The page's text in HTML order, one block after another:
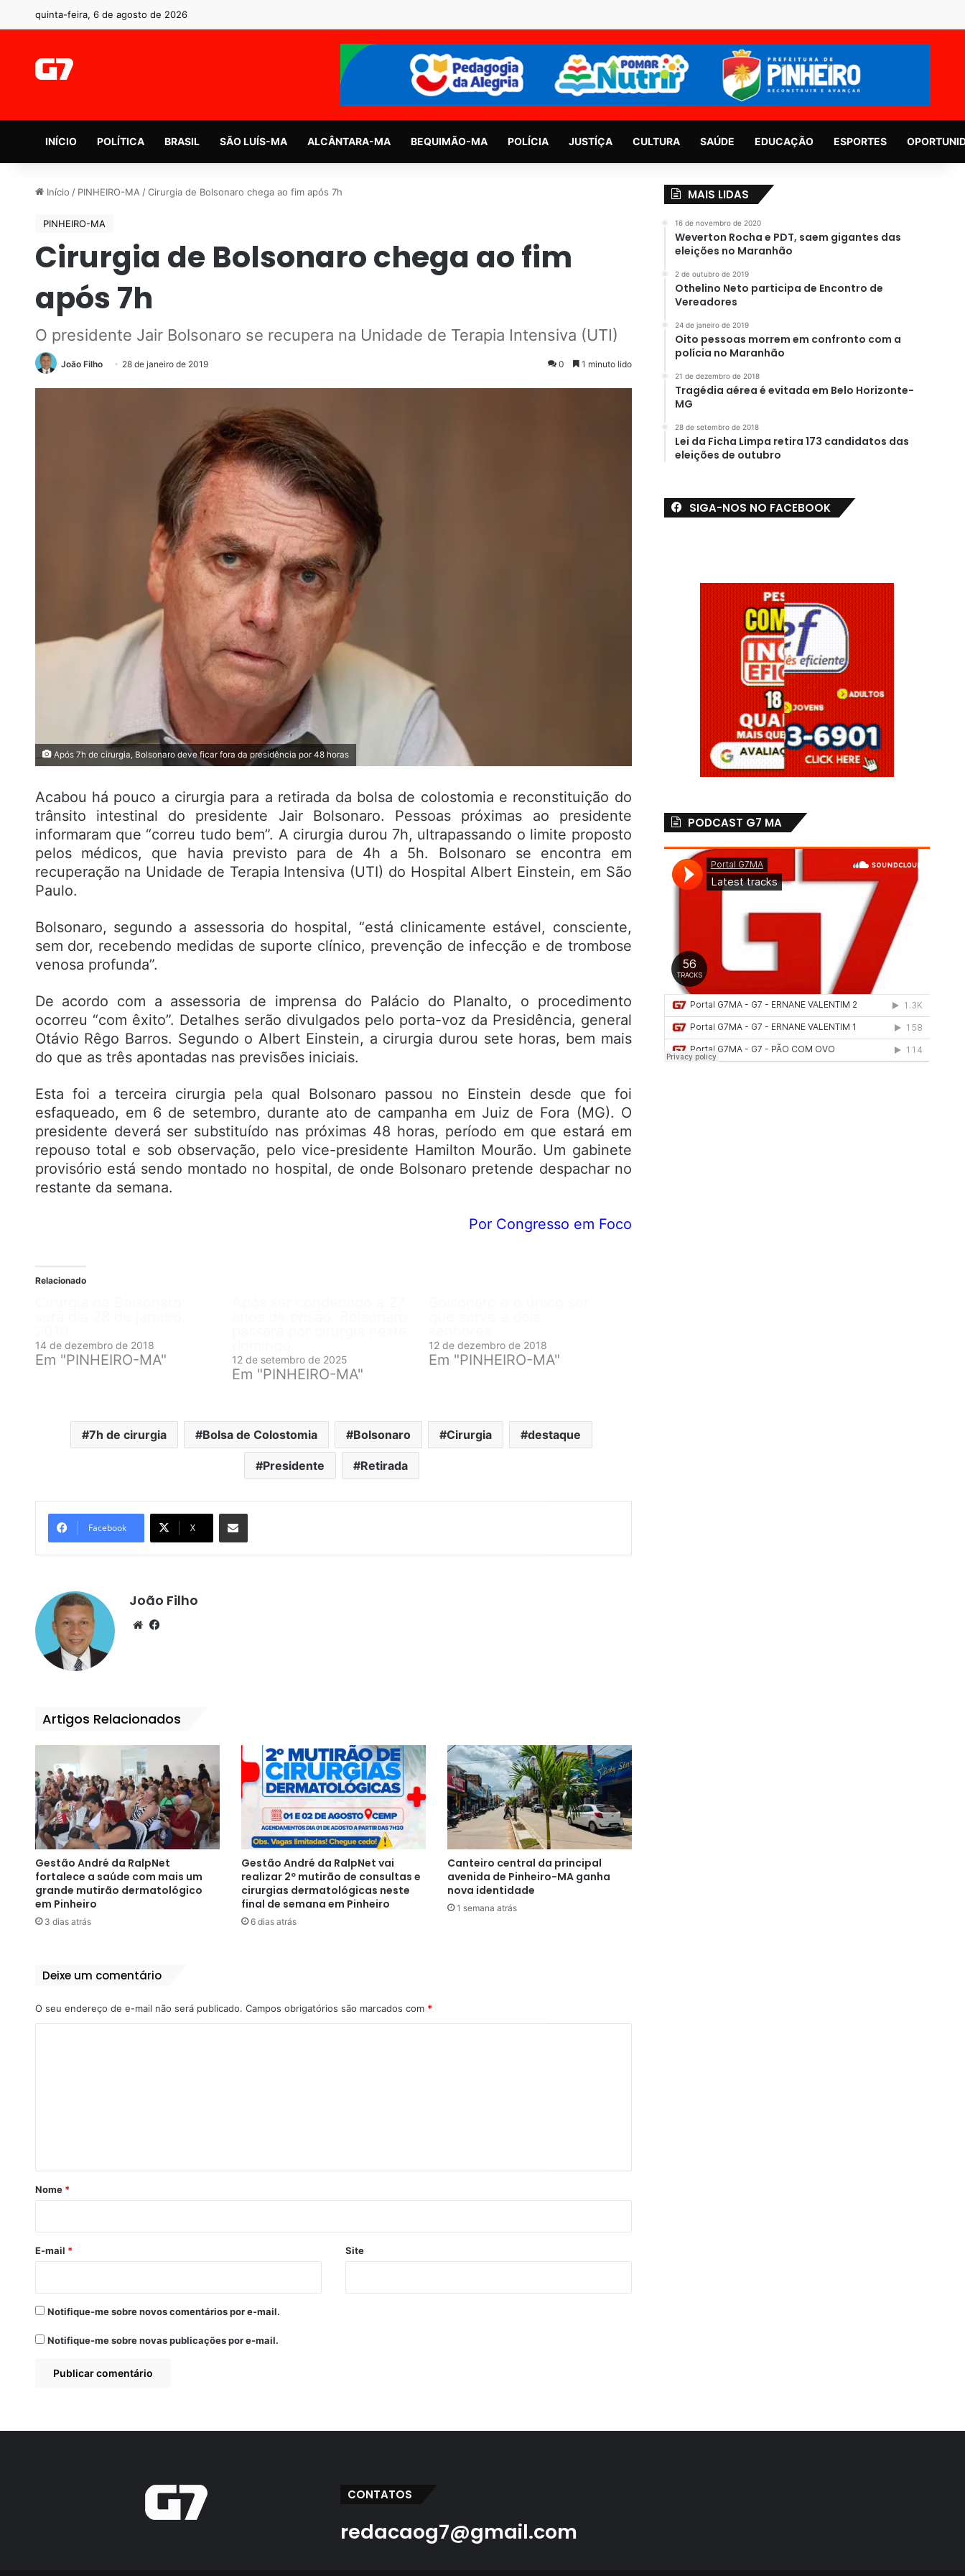
quinta-feira, 6 de agosto de 2026
INÍCIO POLÍTICA BRASIL SÃO LUÍS-MA ALCÂNTARA-MA BEQUIMÃO-MA POLÍCIA JUSTÍÇA CULTURA SAÚDE EDUCAÇÃO ESPORTES
Início / PINHEIRO-MA / Cirurgia de Bolsonaro chega ao fim após 7h
PINHEIRO-MA
Cirurgia de Bolsonaro chega ao fim
após 7h
O presidente Jair Bolsonaro se recupera na Unidade de Terapia Intensiva (UTI)
João Filho 28 de janeiro de 2019 0 1 minuto lido
Após 7h de cirurgia, Bolsonaro deve ficar fora da presidência por 48 horas
Acabou há pouco a cirurgia para a retirada da bolsa de colostomia e reconstituição do
trânsito intestinal do presidente Jair Bolsonaro. Pessoas próximas ao presidente
informaram que “correu tudo bem”. A cirurgia durou 7h, ultrapassando o limite proposto
pelos médicos, que havia previsto para de 4h a 5h. Bolsonaro se encontra em
recuperação na Unidade de Terapia Intensiva (UTI) do Hospital Albert Einstein, em São
Paulo.
Bolsonaro, segundo a assessoria do hospital, “está clinicamente estável, consciente,
sem dor, recebendo medidas de suporte clínico, prevenção de infecção e de trombose
venosa profunda”.
De acordo com a assessoria de imprensa do Palácio do Planalto, o procedimento
ocorreu “com êxito”. Detalhes serão divulgados pelo porta-voz da Presidência, general
Otávio Rêgo Barros. Segundo o Albert Einstein, a cirurgia durou sete horas, bem mais
do que as três apontadas nas previsões iniciais.
Esta foi a terceira cirurgia pela qual Bolsonaro passou no Einstein desde que foi
esfaqueado, em 6 de setembro, durante ato de campanha em Juiz de Fora (MG). O
presidente deverá ser substituído nas próximas 48 horas, período em que estará em
repouso total e sob observação, pelo vice-presidente Hamilton Mourão. Um gabinete
provisório está sendo montado no hospital, de onde Bolsonaro pretende despachar no
restante da semana.
Por Congresso em Foco
Relacionado
14 de dezembro de 2018
Em "PINHEIRO-MA" 12 de setembro de 2025
Em "PINHEIRO-MA"
12 de dezembro de 2018
Em "PINHEIRO-MA"
7h de cirurgia Bolsa de Colostomia Bolsonaro Cirurgia destaque
Presidente Retirada
Facebook X
Compartilhar por e-mail
João Filho
We
Artigos Relacionados
Gestão André da RalpNet
fortalece a saúde com mais um
grande mutirão dermatológico
em Pinheiro
3 dias atrás
Gestão André da RalpNet vai
realizar 2º mutirão de consultas e
cirurgias dermatológicas neste
final de semana em Pinheiro
6 dias atrás
Canteiro central da principal
avenida de Pinheiro-MA ganha
nova identidade
1 semana atrás
Deixe um comentário
O seu endereço de e-mail não será publicado. Campos obrigatórios são marcados com *
r
*
Nome *
E-mail * Site
Notifique-me sobre novos comentários por e-mail.
Notifique-me sobre novas publicações por e-mail.
MAIS LIDAS
16 de novembro de 2020
Weverton Rocha e PDT, saem gigantes das
eleições no Maranhão
2 de outubro de 2019
Othelino Neto participa de Encontro de
Vereadores
24 de janeiro de 2019
Oito pessoas morrem em confronto com a
polícia no Maranhão
21 de dezembro de 2018
Tragédia aérea é evitada em Belo Horizonte-
MG
28 de setembro de 2018
Lei da Ficha Limpa retira 173 candidatos das
eleições de outubro
SIGA-NOS NO FACEBOOK
PODCAST G7 MA
CONTATOS
redacaog7@gmail.com